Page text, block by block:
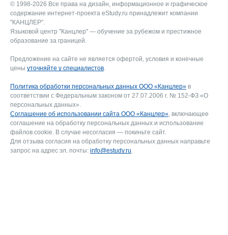
© 1998-2026 Все права на дизайн, информационное и графическое
содержание интернет-проекта eStudy.ru принадлежит компании
"КАНЦЛЕР".
Языковой центр "Канцлер" — обучение за рубежом и престижное
образование за границей.
Предложение на сайте не является офертой, условия и конечные
цены уточняйте у специалистов
Политика обработки персональных данных ООО «Канцлер» в
соответствии с Федеральным законом от 27.07.2006 г. № 152-ФЗ «О
персональных данных».
Соглашение об использовании сайта ООО «Канцлер» , включающее
соглашение на обработку персональных данных и использование
файлов cookie. В случае несогласия — покиньте сайт.
Для отзыва согласия на обработку персональных данных направьте
запрос на адрес эл. почты: info@estudy.ru